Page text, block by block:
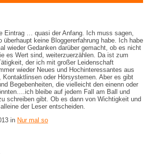
Eintrag … quasi der Anfang. Ich muss sagen,
keine Bloggererfahrung habe. Ich habe
wieder Gedanken darüber gemacht, ob es nicht
es Wert sind, weiterzuerzählen. Da ist zum
der ich mit großer Leidenschaft
wieder Neues und Hochinteressantes aus
oder Hörsystemen. Aber es gibt
Begebenheiten, die vielleicht den einenn oder
bleibe auf jedem Fall am Ball und
schreiben gibt. Ob es dann von Wichtigkeit und
der Leser entscheiden.
in Nur mal so